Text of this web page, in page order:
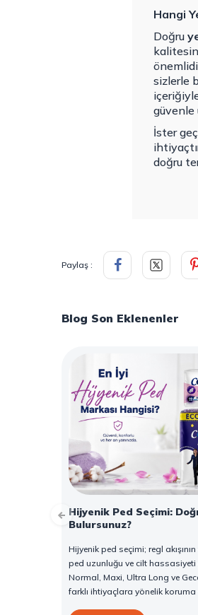
Hangi
Doğru
sizlerle
güvenle
İster
doğru
Paylaş :
Blog Son Eklenenler
Hijyenik Ped Seçimi:
Bulursunuz?
Hijyenik ped seçimi; regl
ped uzunluğu ve cilt
Normal, Maxi, Ultra Long ve
farklı ihtiyaçlara yönelik